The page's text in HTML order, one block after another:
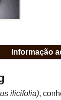
Informação
ilicifolia),